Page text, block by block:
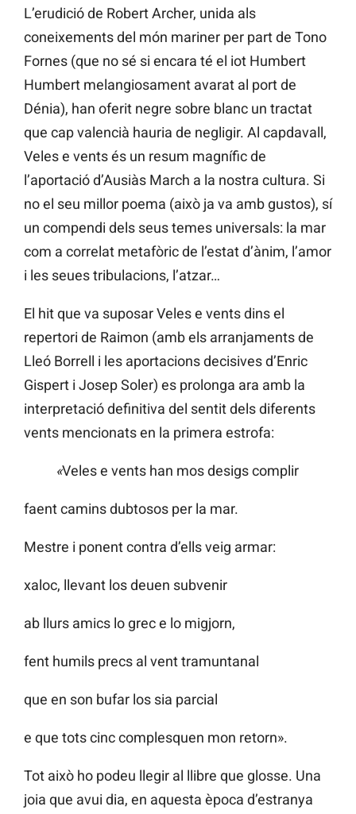
L’erudició de Robert Archer, unida als
coneixements del món mariner per part de Tono
Fornes (que no sé si encara té el iot Humbert
Humbert melangiosament avarat al port de
Dénia), han oferit negre sobre blanc un tractat
que cap valencià hauria de negligir. Al capdavall,
Veles e vents és un resum magnífic de
l’aportació d’Ausiàs March a la nostra cultura. Si
no el seu millor poema (això ja va amb gustos), sí
un compendi dels seus temes universals: la mar
com a correlat metafòric de l’estat d’ànim, l’amor
i les seues tribulacions, l’atzar…
El hit que va suposar Veles e vents dins el
repertori de Raimon (amb els arranjaments de
Lleó Borrell i les aportacions decisives d’Enric
Gispert i Josep Soler) es prolonga ara amb la
interpretació definitiva del sentit dels diferents
vents mencionats en la primera estrofa:
«Veles e vents han mos desigs complir
faent camins dubtosos per la mar.
Mestre i ponent contra d’ells veig armar:
xaloc, llevant los deuen subvenir
ab llurs amics lo grec e lo migjorn,
fent humils precs al vent tramuntanal
que en son bufar los sia parcial
e que tots cinc complesquen mon retorn».
Tot això ho podeu llegir al llibre que glosse. Una
joia que avui dia, en aquesta època d’estranya